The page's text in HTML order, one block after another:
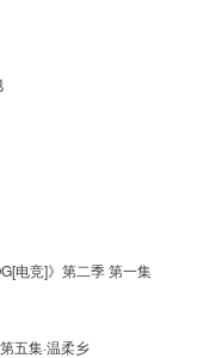
电竞]》第二季 第一集
五集·温柔乡